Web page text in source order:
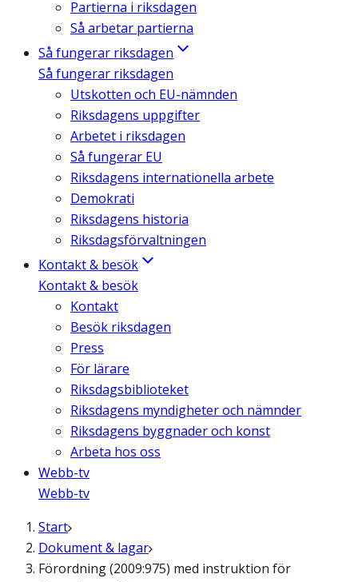
Partierna i riksdagen
Så arbetar partierna
Så fungerar riksdagen
Så fungerar riksdagen
Utskotten och EU-nämnden
Riksdagens uppgifter
Arbetet i riksdagen
Så fungerar EU
Riksdagens internationella arbete
Demokrati
Riksdagens historia
Riksdagsförvaltningen
Kontakt & besök
Kontakt & besök
Kontakt
Besök riksdagen
Press
För lärare
Riksdagsbiblioteket
Riksdagens myndigheter och nämnder
Riksdagens byggnader och konst
Arbeta hos oss
Webb-tv
Webb-tv
Start
Dokument & lagar
Förordning (2009:975) med instruktion för